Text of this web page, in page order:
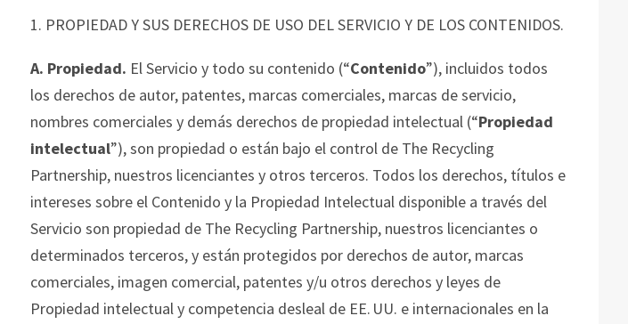
1. PROPIEDAD Y SUS DERECHOS DE USO DEL SERVICIO Y DE LOS CONTENIDOS.
A. Propiedad. El Servicio y todo su contenido (“Contenido”), incluidos todos
los derechos de autor, patentes, marcas comerciales, marcas de servicio,
nombres comerciales y demás derechos de propiedad intelectual (“Propiedad
intelectual”), son propiedad o están bajo el control de The Recycling
Partnership, nuestros licenciantes y otros terceros. Todos los derechos, títulos e
intereses sobre el Contenido y la Propiedad Intelectual disponible a través del
Servicio son propiedad de The Recycling Partnership, nuestros licenciantes o
determinados terceros, y están protegidos por derechos de autor, marcas
comerciales, imagen comercial, patentes y/u otros derechos y leyes de
Propiedad intelectual y competencia desleal de EE. UU. e internacionales en la